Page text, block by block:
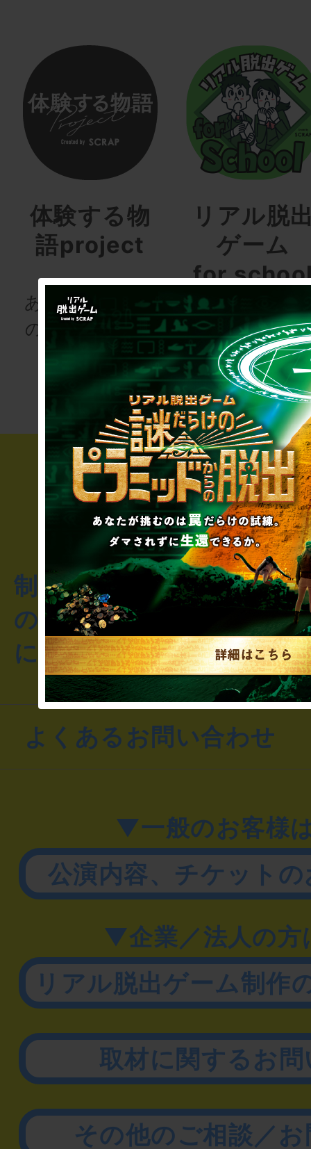
体験する物
語project
あなたも、物語
の登場人物にな
りませんか
リアル脱
ゲーム
for
次の授業は“謎
き”!?
制作のご相談・コラボレ
のお客様からのご質問や
にお問い合わせください
よくあるお問い合わせ
▼一般のお客様
公演内容、チケット
▼企業／法人の方
リアル脱出ゲーム制作
取材に関するお
その他のご相談／